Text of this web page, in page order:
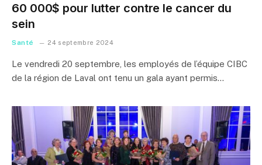
60 000$ pour lutter contre le cancer du
sein
Santé 24 septembre 2024
Le vendredi 20 septembre, les employés de l’équipe CIBC
de la région de Laval ont tenu un gala ayant permis…